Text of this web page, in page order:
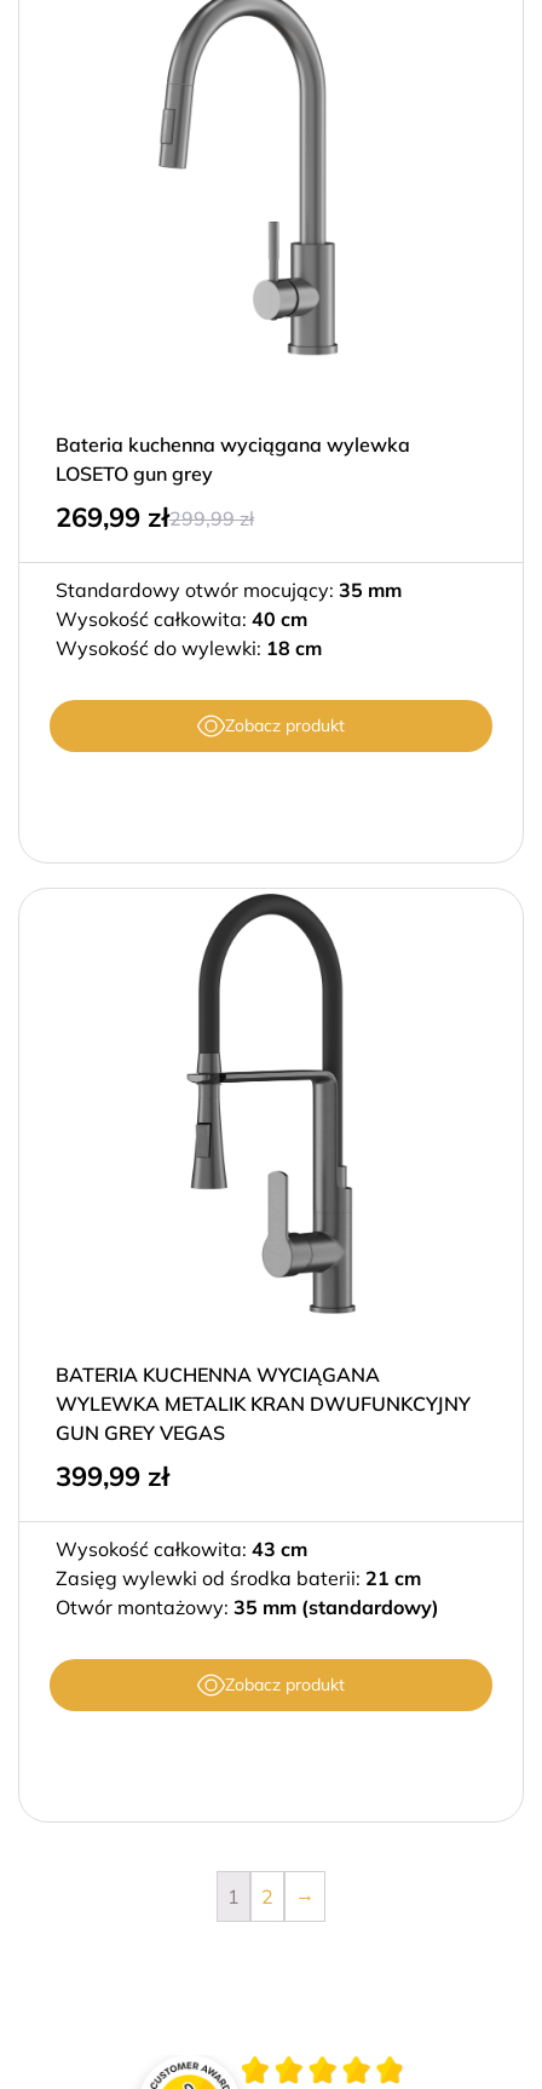
Bateria kuchenna wyciągana wylewka
LOSETO gun grey
269,99 zł299,99zł
Standardowy otwór mocujący: 35 mm
Wysokość całkowita: 40 cm
Wysokość do wylewki: 18 cm
Zobacz produkt
BATERIA KUCHENNA WYCIĄGANA
WYLEWKA METALIK KRAN DWUFUNKCYJNY
GUN GREY VEGAS
399,99 zł
Wysokość całkowita: 43 cm
Zasięg wylewki od środka baterii: 21 cm
Otwór montażowy: 35 mm (standardowy)
Zobacz produkt
1 2 →
Średnia ocena 4.9 z 5